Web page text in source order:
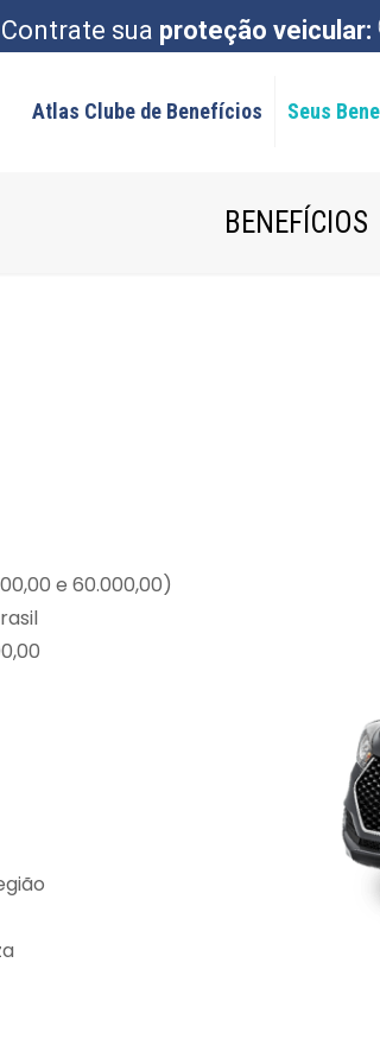
Contrate sua proteção veicular:
Atlas Clube de Benefícios Seus
BENEFÍCIOS
e 60.000,00)